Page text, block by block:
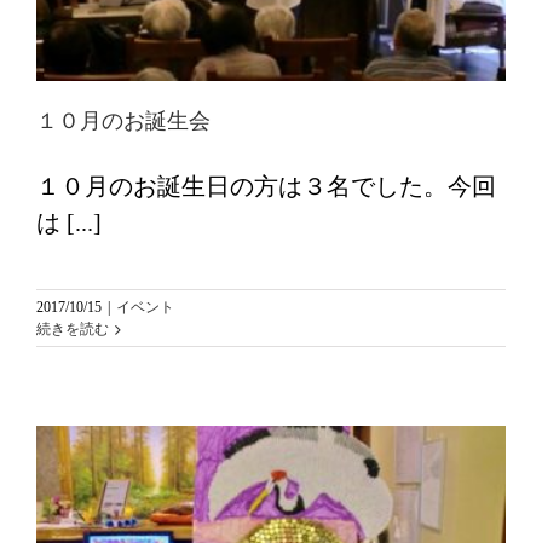
１０月のお誕生会
１０月のお誕生日の方は３名でした。今回
は [...]
2017/10/15
イベント
続きを読む